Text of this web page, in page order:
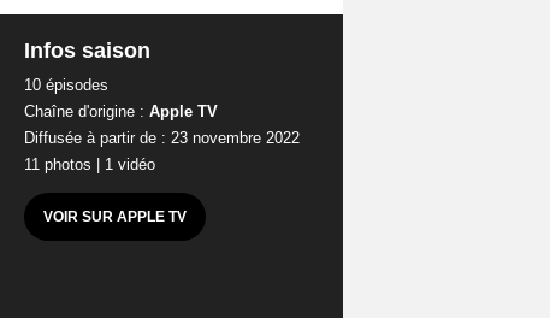
Infos saison
10 épisodes
Chaîne d'origine : Apple TV
Diffusée à partir de : 23 novembre 2022
11 photos
1 vidéo
VOIR SUR APPLE TV